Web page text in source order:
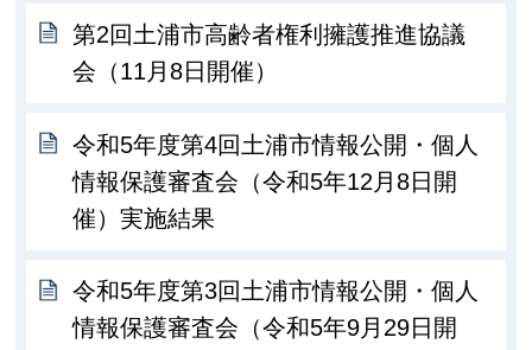
第2回土浦市高齢者権利擁護推進協議
会（11月8日開催）
令和5年度第4回土浦市情報公開・個人
情報保護審査会（令和5年12月8日開
催）実施結果
令和5年度第3回土浦市情報公開・個人
情報保護審査会（令和5年9月29日開